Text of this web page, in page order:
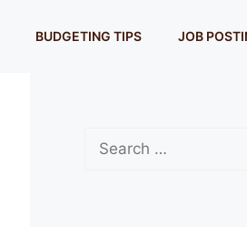
BUDGETING TIPS JOB
Search
for: